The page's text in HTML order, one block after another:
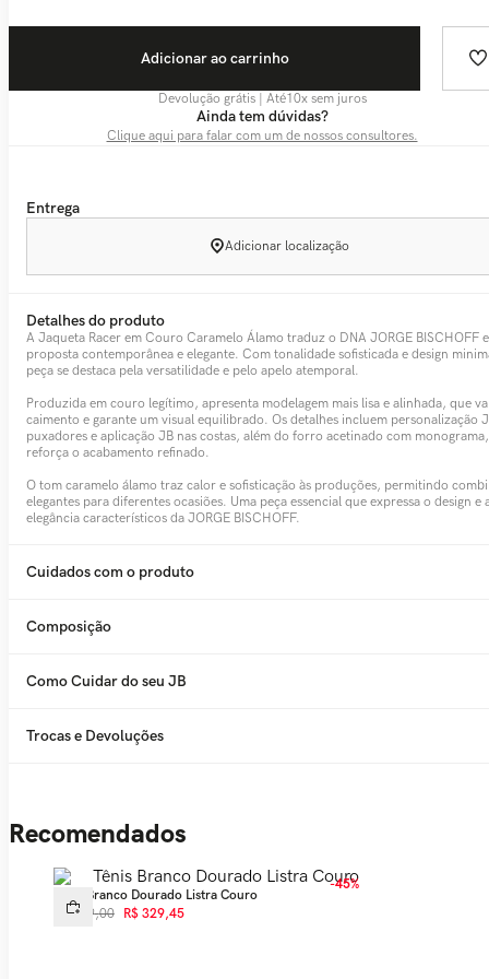
Adicionar ao carrinho
Devolução grátis | Até10x sem juros
Ainda tem dúvidas?
Clique aqui para falar com um de nossos consultores.
Entrega
Adicionar localização
Detalhes do produto
A Jaqueta Racer em Couro Caramelo Álamo traduz o DNA JORGE BISCHOFF
proposta contemporânea e elegante. Com tonalidade sofisticada e design
peça se destaca pela versatilidade e pelo apelo atemporal.
Produzida em couro legítimo, apresenta modelagem mais lisa e alinhada, que
caimento e garante um visual equilibrado. Os detalhes incluem personalização
puxadores e aplicação JB nas costas, além do forro acetinado com
reforça o acabamento refinado.
O tom caramelo álamo traz calor e sofisticação às produções, permitindo
elegantes para diferentes ocasiões. Uma peça essencial que expressa o design e
elegância característicos da JORGE BISCHOFF.
Cuidados com o produto
Composição
Como Cuidar do seu JB
Trocas e Devoluções
Recomendados
-45%
Tênis Branco Dourado Listra Couro
R$ 599,00 R$ 329,45